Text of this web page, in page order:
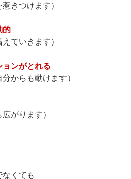
きつけます）
的
ていきます）
ンがとれる
からも動けます）
がります）
くても